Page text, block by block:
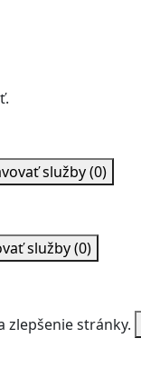
služby(0)
služby(0)
zlepšenie stránky.